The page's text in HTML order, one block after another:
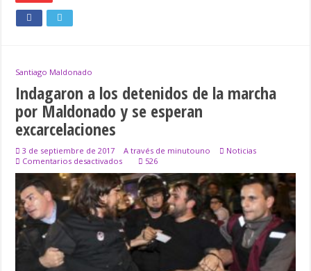
Santiago Maldonado
Indagaron a los detenidos de la marcha
por Maldonado y se esperan
excarcelaciones
3 de septiembre de 2017 A través de minutouno
Noticias
Comentarios desactivadosen
Indagaron
a
los
detenidos
de
la
marcha
por
Maldonado
y
526